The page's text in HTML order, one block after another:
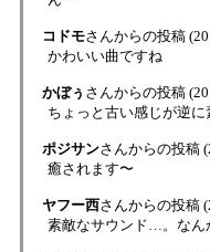
コドモさんからの投稿
かわいい曲ですね
かぼぅ さんからの投稿
ちょっと古い感じが逆に
ポジサンさんからの投稿
癒されます〜
ヤフー西さんからの投稿
素敵なサウンド…。なん